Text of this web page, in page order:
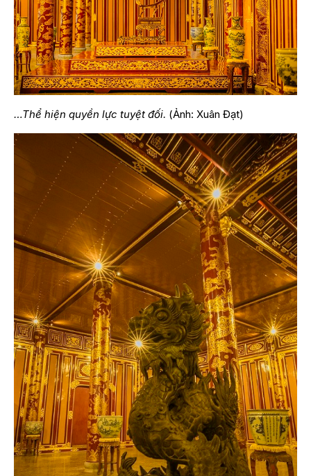
…Thể hiện quyền lực tuyệt đối. (Ảnh: Xuân Đạt)